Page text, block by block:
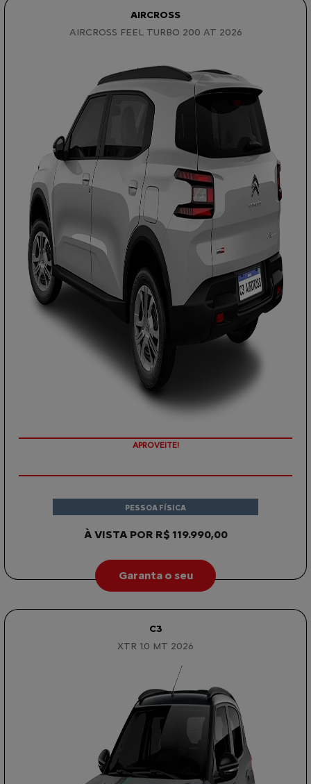
AIRCROSS
AIRCROSS FEEL TURBO 200 AT 2026
APROVEITE!
À VISTA POR R$ 119.990,00
PESSOA FÍSICA
Garanta o seu
C3
XTR 1.0 MT 2026